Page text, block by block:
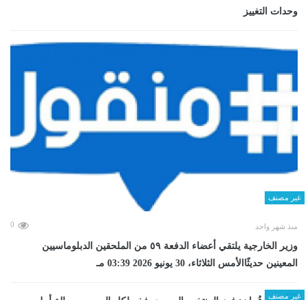
وحدات التغييز
غير مصنف
منذ شهر واحد 0
وزير الخارجية يلتقي أعضاء الدفعة ٥٩ من الملحقين الدبلوماسيين
المعينين حديثًاالأمس الثلاثاء، 30 يونيو 2026 03:39 مـ
غير مصنف